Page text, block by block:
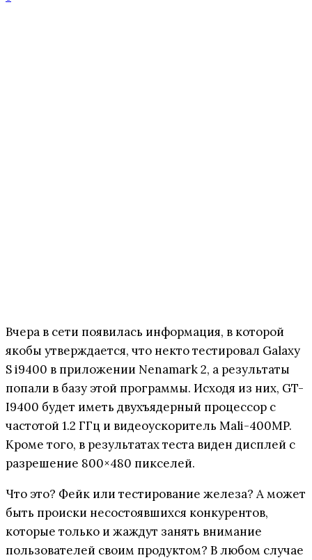
Вчера в сети появилась информация, в которой
якобы утверждается, что некто тестировал Galaxy
S i9400 в приложении Nenamark 2, а результаты
попали в базу этой программы. Исходя из них, GT-
I9400 будет иметь двухъядерный процессор с
частотой 1.2 ГГц и видеоускоритель Mali-400MP.
Кроме того, в результатах теста виден дисплей с
разрешение 800×480 пикселей.
Что это? Фейк или тестирование железа? А может
быть происки несостоявшихся конкурентов,
которые только и жаждут занять внимание
пользователей своим продуктом? В любом случае